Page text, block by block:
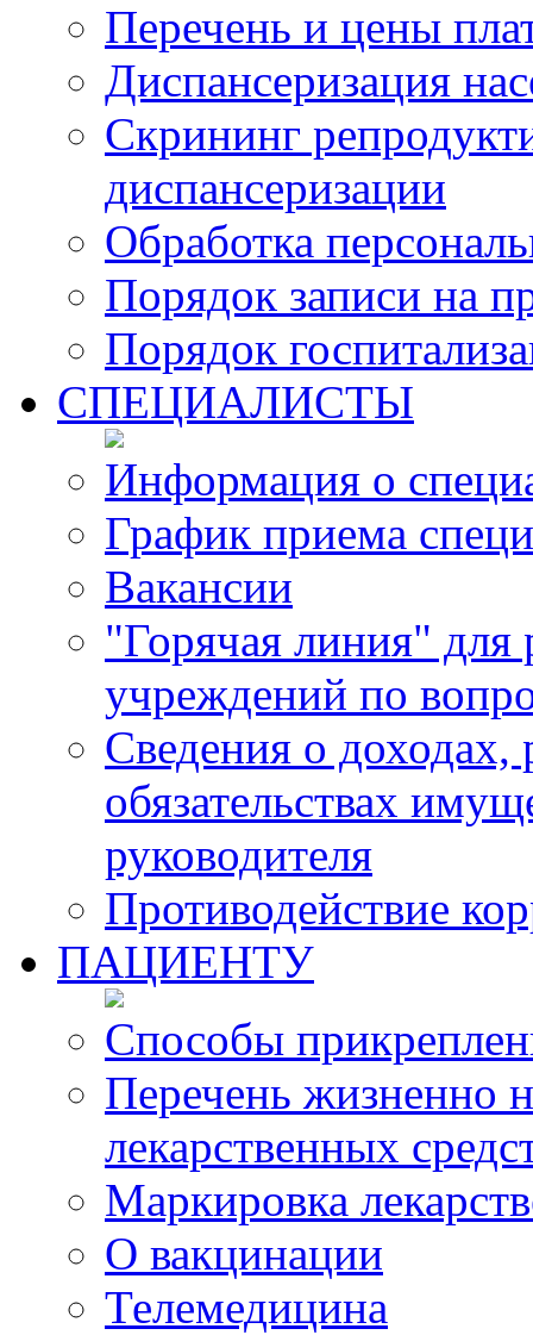
Перечень и цены
Диспансеризация
Скрининг
диспансеризации
Обработка
Порядок записи на
Порядок
СПЕЦИАЛИСТЫ
Информация о
График приема
Вакансии
"Горячая линия"
учреждений по
Сведения о доходах,
обязательствах
руководителя
Противодействие
ПАЦИЕНТУ
Способы
Перечень жизненно
лекарственных
Маркировка
О вакцинации
Телемедицина